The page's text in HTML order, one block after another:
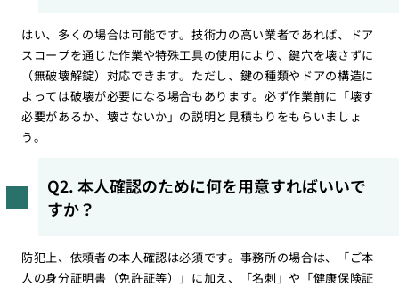
はい、多くの場合は可能です。技術力の高い業者であれば、ドア
スコープを通じた作業や特殊工具の使用により、鍵穴を壊さずに
（無破壊解錠）対応できます。ただし、鍵の種類やドアの構造に
よっては破壊が必要になる場合もあります。必ず作業前に「壊す
必要があるか、壊さないか」の説明と見積もりをもらいましょ
う。
Q2. 本人確認のために何を用意すればいいで
すか？
防犯上、依頼者の本人確認は必須です。事務所の場合は、「ご本
人の身分証明書（免許証等）」に加え、「名刺」や「健康保険証